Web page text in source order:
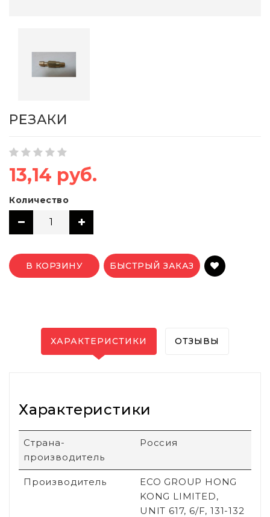
РЕЗАКИ
13,14 руб.
Количество
В КОРЗИНУ БЫСТРЫЙ ЗАКАЗ
ХАРАКТЕРИСТИКИ ОТЗЫВЫ
Характеристики
Страна-
производитель
Россия
Производитель
ECO GROUP HONG
KONG LIMITED,
UNIT 617, 6/F, 131-132